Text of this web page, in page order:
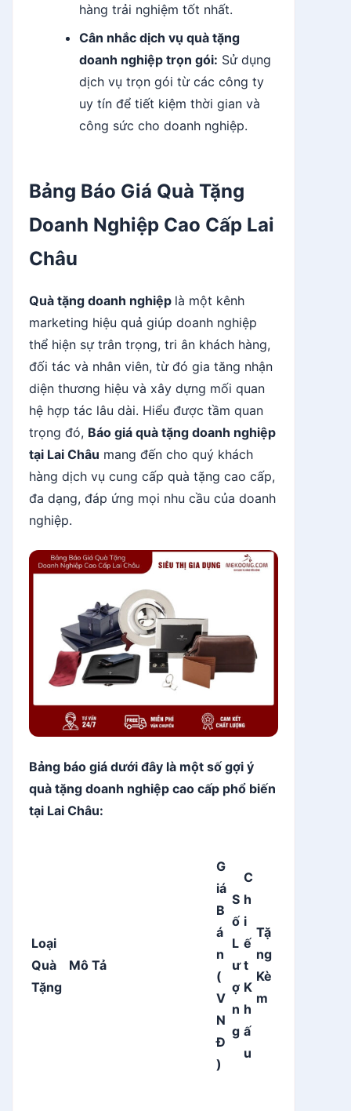
hàng trải nghiệm tốt nhất.
Cân nhắc dịch vụ quà tặng
doanh nghiệp trọn gói: Sử dụng
dịch vụ trọn gói từ các công ty
uy tín để tiết kiệm thời gian và
công sức cho doanh nghiệp.
Bảng Báo Giá Quà Tặng
Doanh Nghiệp Cao Cấp Lai
Châu
Quà tặng doanh nghiệp là một kênh
marketing hiệu quả giúp doanh nghiệp
thể hiện sự trân trọng, tri ân khách hàng,
đối tác và nhân viên, từ đó gia tăng nhận
diện thương hiệu và xây dựng mối quan
hệ hợp tác lâu dài. Hiểu được tầm quan
trọng đó, Báo giá quà tặng doanh nghiệp
tại Lai Châu mang đến cho quý khách
hàng dịch vụ cung cấp quà tặng cao cấp,
đa dạng, đáp ứng mọi nhu cầu của doanh
nghiệp.
Bảng báo giá dưới đây là một số gợi ý
quà tặng doanh nghiệp cao cấp phổ biến
tại Lai Châu:
Loại
Quà
Tặng
Mô Tả
G
iá
B
á
n
(
V
N
Đ
)
S
ố
L
ư
ợ
n
g
C
h
i
ế
t
K
h
ấ
u
Tặ
ng
Kè
m